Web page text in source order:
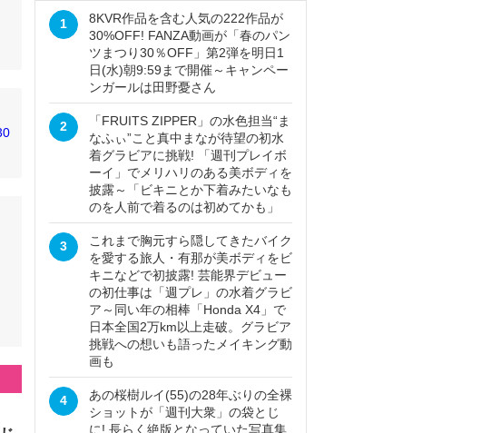
1
8KVR作品を含む人気の222作品が
30%OFF! FANZA動画が「春のパン
ツまつり30％OFF」第2弾を明日1
日(水)朝9:59まで開催～キャンペー
ンガールは田野憂さん
2
「FRUITS ZIPPER」の水色担当“ま
なふぃ”こと真中まなが待望の初水
着グラビアに挑戦! 「週刊プレイボ
ーイ」でメリハリのある美ボディを
披露～「ビキニとか下着みたいなも
のを人前で着るのは初めてかも」
3
これまで胸元すら隠してきたバイク
を愛する旅人・有那が美ボディをビ
キニなどで初披露! 芸能界デビュー
の初仕事は「週プレ」の水着グラビ
ア～同い年の相棒「Honda X4」で
日本全国2万km以上走破。グラビア
挑戦への想いも語ったメイキング動
画も
4
あの桜樹ルイ(55)の28年ぶりの全裸
ショットが「週刊大衆」の袋とじ
に! 長らく絶版となっていた写真集